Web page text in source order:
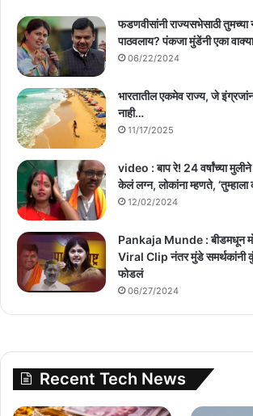
फडणवीसांनी राज्यसभेसाठी तुमच्या
पाठवलाय? पंकजा मुंडेंनी एका
06/22/2024
भारतातील एकमेव राज्य, जे
नाही…
11/17/2025
video : बाप रे! 24 वर्षांच्या
केलं लग्न, लोकांना म्हणते, ‘तुम्हाला
12/02/2024
Pankaja Munde : बीडमधून
Viral Clip नंतर मुंडे
फोडलं
06/27/2024
Recent Tech News